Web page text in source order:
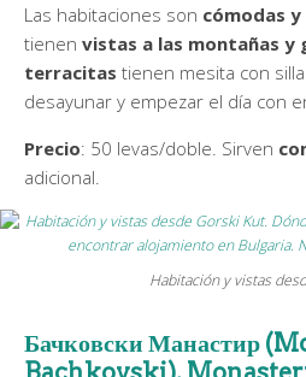
Las habitaciones son cómodas
tienen vistas a las montañas y
terracitas tienen mesita con
desayunar y empezar el día con
Precio: 50 levas/doble. Sirven
adicional.
Habitación y vistas
Бачковски Манастир